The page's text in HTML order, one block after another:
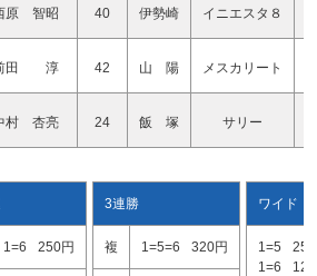
原 智昭 40 伊勢崎 イニエスタ８
田 淳 42 山 陽 メスカリート
村 杏亮 24 飯 塚 サリー
1=6 250円
3連勝
複 1=5=6 320円
ワイド
1=5
1=6